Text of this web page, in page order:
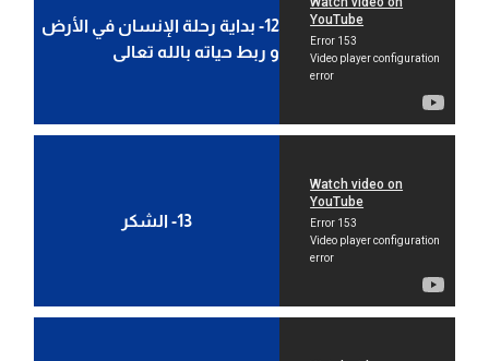
12- بداية رحلة الإنسان في الأرض
و ربط حياته بالله تعالى
13- الشكر